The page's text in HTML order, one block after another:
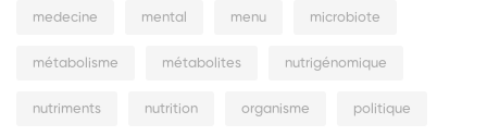
medecine mental menu microbiote
métabolisme métabolites nutrigénomique
nutriments nutrition organisme politique